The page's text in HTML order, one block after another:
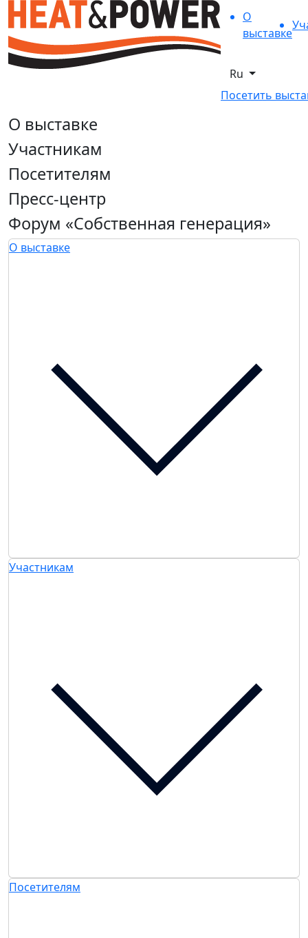
О
выставке
Ru
Посетить
О выставке
Участникам
Посетителям
Пресс-центр
Форум «Собственная генерация»
О выставке
Участникам
Посетителям